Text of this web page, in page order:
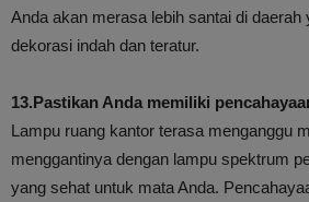
Anda akan merasa lebih santai di daerah
dekorasi indah dan teratur.
13.Pastikan Anda memiliki
Lampu ruang kantor terasa menganggu
menggantinya dengan lampu spektrum
yang sehat untuk mata Anda.